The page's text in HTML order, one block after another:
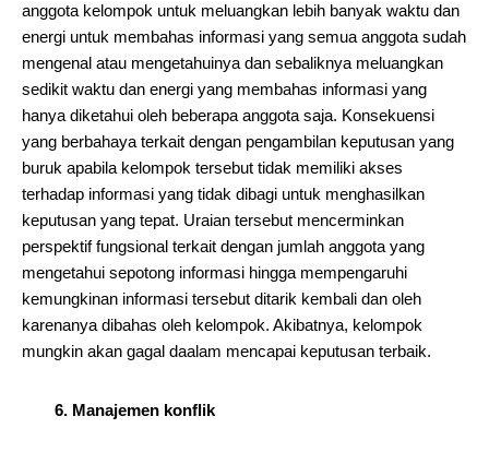
anggota kelompok untuk meluangkan lebih banyak waktu dan
energi untuk membahas informasi yang semua anggota sudah
mengenal atau mengetahuinya dan sebaliknya meluangkan
sedikit waktu dan energi yang membahas informasi yang
hanya diketahui oleh beberapa anggota saja. Konsekuensi
yang berbahaya terkait dengan pengambilan keputusan yang
buruk apabila kelompok tersebut tidak memiliki akses
terhadap informasi yang tidak dibagi untuk menghasilkan
keputusan yang tepat. Uraian tersebut mencerminkan
perspektif fungsional terkait dengan jumlah anggota yang
mengetahui sepotong informasi hingga mempengaruhi
kemungkinan informasi tersebut ditarik kembali dan oleh
karenanya dibahas oleh kelompok. Akibatnya, kelompok
mungkin akan gagal daalam mencapai keputusan terbaik.
6. Manajemen konflik